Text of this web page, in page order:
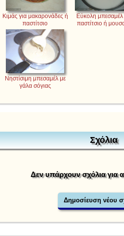
Κιμάς για μακαρονάδες ή
παστίτσιο
Εύκολη μπεσαμέλ
παστίτσιο ή
Νηστίσιμη μπεσαμέλ με
γάλα σόγιας
Σχόλια
Δεν υπάρχουν σχόλια για